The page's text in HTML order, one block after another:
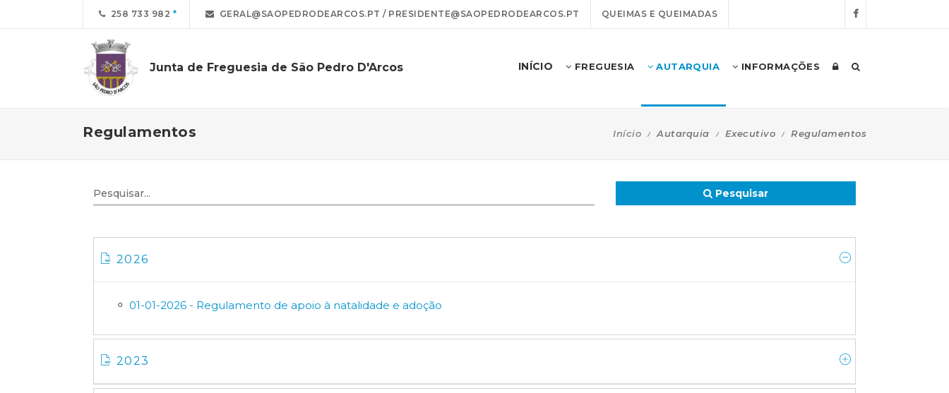
258 733 982 GERAL@SAOPEDRODEARCOS.PT / PRESIDENTE@SAOPEDRODEARCOS.PT QUEIMAS E QUEIMADAS
Junta de Freguesia de São Pedro D'Arcos INÍCIO FREGUESIA AUTARQUIA INFORMAÇÕES
Regulamentos Início Autarquia Executivo Regulamentos
Pesquisar
2026
01-01-2026 - Regulamento de apoio à natalidade e adoção
2023